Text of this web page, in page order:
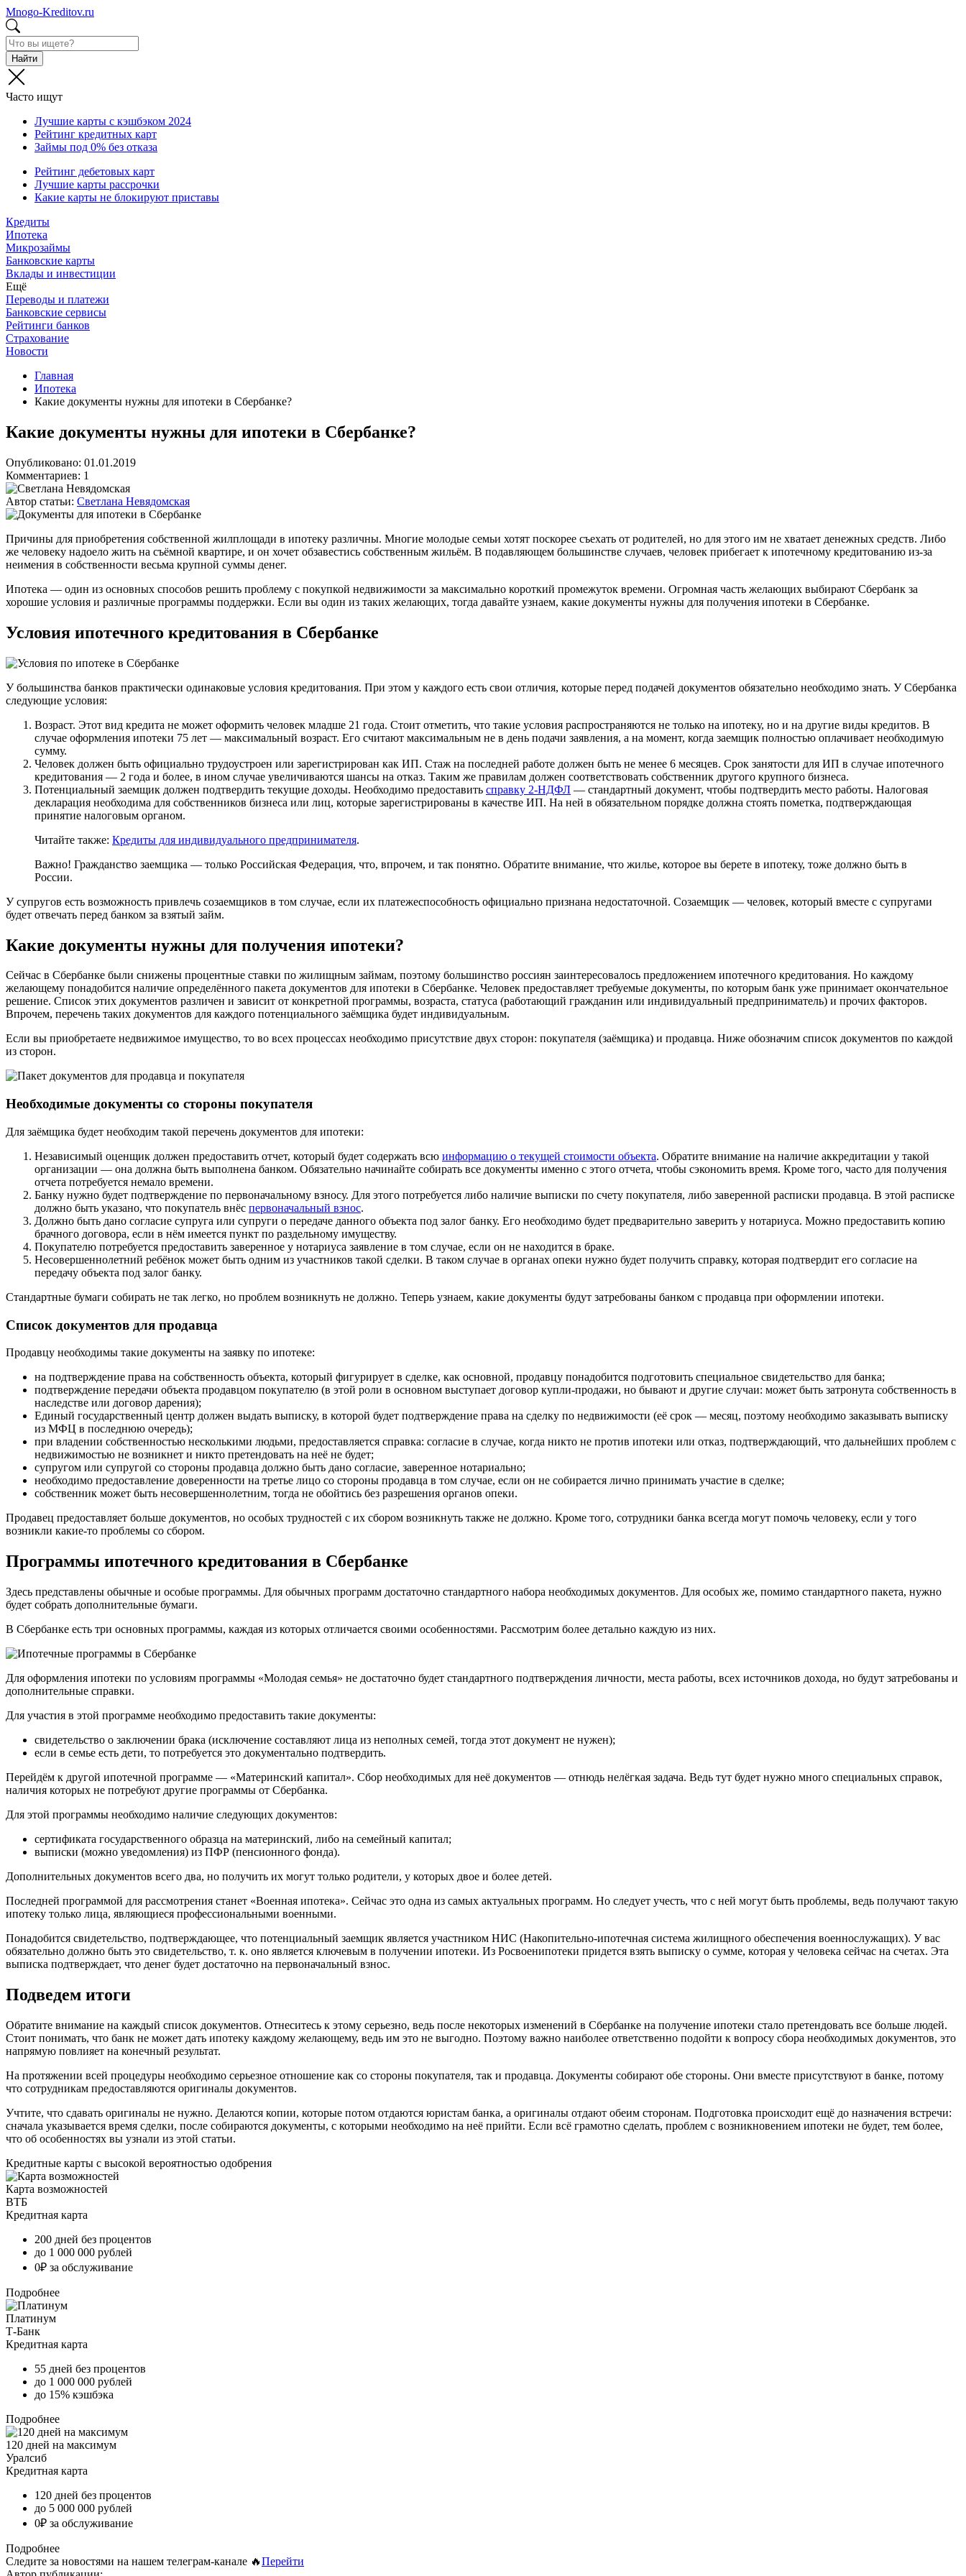
Mnogo-Kreditov.ru
Найти
Часто ищут
Лучшие карты с кэшбэком 2024
Рейтинг кредитных карт
Займы под 0% без отказа
Рейтинг дебетовых карт
Лучшие карты рассрочки
Какие карты не блокируют приставы
Кредиты
Ипотека
Микрозаймы
Банковские карты
Вклады и инвестиции
Ещё
Переводы и платежи
Банковские сервисы
Рейтинги банков
Страхование
Новости
Главная
Ипотека
Какие документы нужны для ипотеки в Сбербанке?
Какие документы нужны для ипотеки в Сбербанке?
Опубликовано: 01.01.2019
Комментариев: 1
Автор статьи: Светлана Невядомская
Причины для приобретения собственной жилплощади в ипотеку различны. Многие молодые семьи хотят поскорее съехать от родителей, но для этого им не хватает денежных средств. Либо
же человеку надоело жить на съёмной квартире, и он хочет обзавестись собственным жильём. В подавляющем большинстве случаев, человек прибегает к ипотечному кредитованию из-за
неимения в собственности весьма крупной суммы денег.
Ипотека — один из основных способов решить проблему с покупкой недвижимости за максимально короткий промежуток времени. Огромная часть желающих выбирают Сбербанк за
хорошие условия и различные программы поддержки. Если вы один из таких желающих, тогда давайте узнаем, какие документы нужны для получения ипотеки в Сбербанке.
Условия ипотечного кредитования в Сбербанке
У большинства банков практически одинаковые условия кредитования. При этом у каждого есть свои отличия, которые перед подачей документов обязательно необходимо знать. У Сбербанка
следующие условия:
Возраст. Этот вид кредита не может оформить человек младше 21 года. Стоит отметить, что такие условия распространяются не только на ипотеку, но и на другие виды кредитов. В
случае оформления ипотеки 75 лет — максимальный возраст. Его считают максимальным не в день подачи заявления, а на момент, когда заемщик полностью оплачивает необходимую
сумму.
Человек должен быть официально трудоустроен или зарегистрирован как ИП. Стаж на последней работе должен быть не менее 6 месяцев. Срок занятости для ИП в случае ипотечного
кредитования — 2 года и более, в ином случае увеличиваются шансы на отказ. Таким же правилам должен соответствовать собственник другого крупного бизнеса.
Потенциальный заемщик должен подтвердить текущие доходы. Необходимо предоставить справку 2-НДФЛ — стандартный документ, чтобы подтвердить место работы. Налоговая
декларация необходима для собственников бизнеса или лиц, которые зарегистрированы в качестве ИП. На ней в обязательном порядке должна стоять пометка, подтверждающая
принятие налоговым органом.
Читайте также: Кредиты для индивидуального предпринимателя.
Важно! Гражданство заемщика — только Российская Федерация, что, впрочем, и так понятно. Обратите внимание, что жилье, которое вы берете в ипотеку, тоже должно быть в
России.
У супругов есть возможность привлечь созаемщиков в том случае, если их платежеспособность официально признана недостаточной. Созаемщик — человек, который вместе с супругами
будет отвечать перед банком за взятый займ.
Какие документы нужны для получения ипотеки?
Сейчас в Сбербанке были снижены процентные ставки по жилищным займам, поэтому большинство россиян заинтересовалось предложением ипотечного кредитования. Но каждому
желающему понадобится наличие определённого пакета документов для ипотеки в Сбербанке. Человек предоставляет требуемые документы, по которым банк уже принимает окончательное
решение. Список этих документов различен и зависит от конкретной программы, возраста, статуса (работающий гражданин или индивидуальный предприниматель) и прочих факторов.
Впрочем, перечень таких документов для каждого потенциального заёмщика будет индивидуальным.
Если вы приобретаете недвижимое имущество, то во всех процессах необходимо присутствие двух сторон: покупателя (заёмщика) и продавца. Ниже обозначим список документов по каждой
из сторон.
Необходимые документы со стороны покупателя
Для заёмщика будет необходим такой перечень документов для ипотеки:
Независимый оценщик должен предоставить отчет, который будет содержать всю информацию о текущей стоимости объекта. Обратите внимание на наличие аккредитации у такой
организации — она должна быть выполнена банком. Обязательно начинайте собирать все документы именно с этого отчета, чтобы сэкономить время. Кроме того, часто для получения
отчета потребуется немало времени.
Банку нужно будет подтверждение по первоначальному взносу. Для этого потребуется либо наличие выписки по счету покупателя, либо заверенной расписки продавца. В этой расписке
должно быть указано, что покупатель внёс первоначальный взнос.
Должно быть дано согласие супруга или супруги о передаче данного объекта под залог банку. Его необходимо будет предварительно заверить у нотариуса. Можно предоставить копию
брачного договора, если в нём имеется пункт по раздельному имуществу.
Покупателю потребуется предоставить заверенное у нотариуса заявление в том случае, если он не находится в браке.
Несовершеннолетний ребёнок может быть одним из участников такой сделки. В таком случае в органах опеки нужно будет получить справку, которая подтвердит его согласие на
передачу объекта под залог банку.
Стандартные бумаги собирать не так легко, но проблем возникнуть не должно. Теперь узнаем, какие документы будут затребованы банком с продавца при оформлении ипотеки.
Список документов для продавца
Продавцу необходимы такие документы на заявку по ипотеке:
на подтверждение права на собственность объекта, который фигурирует в сделке, как основной, продавцу понадобится подготовить специальное свидетельство для банка;
подтверждение передачи объекта продавцом покупателю (в этой роли в основном выступает договор купли-продажи, но бывают и другие случаи: может быть затронута собственность в
наследстве или договор дарения);
Единый государственный центр должен выдать выписку, в которой будет подтверждение права на сделку по недвижимости (её срок — месяц, поэтому необходимо заказывать выписку
из МФЦ в последнюю очередь);
при владении собственностью несколькими людьми, предоставляется справка: согласие в случае, когда никто не против ипотеки или отказ, подтверждающий, что дальнейших проблем с
недвижимостью не возникнет и никто претендовать на неё не будет;
супругом или супругой со стороны продавца должно быть дано согласие, заверенное нотариально;
необходимо предоставление доверенности на третье лицо со стороны продавца в том случае, если он не собирается лично принимать участие в сделке;
собственник может быть несовершеннолетним, тогда не обойтись без разрешения органов опеки.
Продавец предоставляет больше документов, но особых трудностей с их сбором возникнуть также не должно. Кроме того, сотрудники банка всегда могут помочь человеку, если у того
возникли какие-то проблемы со сбором.
Программы ипотечного кредитования в Сбербанке
Здесь представлены обычные и особые программы. Для обычных программ достаточно стандартного набора необходимых документов. Для особых же, помимо стандартного пакета, нужно
будет собрать дополнительные бумаги.
В Сбербанке есть три основных программы, каждая из которых отличается своими особенностями. Рассмотрим более детально каждую из них.
Для оформления ипотеки по условиям программы «Молодая семья» не достаточно будет стандартного подтверждения личности, места работы, всех источников дохода, но будут затребованы и
дополнительные справки.
Для участия в этой программе необходимо предоставить такие документы:
свидетельство о заключении брака (исключение составляют лица из неполных семей, тогда этот документ не нужен);
если в семье есть дети, то потребуется это документально подтвердить.
Перейдём к другой ипотечной программе — «Материнский капитал». Сбор необходимых для неё документов — отнюдь нелёгкая задача. Ведь тут будет нужно много специальных справок,
наличия которых не потребуют другие программы от Сбербанка.
Для этой программы необходимо наличие следующих документов:
сертификата государственного образца на материнский, либо на семейный капитал;
выписки (можно уведомления) из ПФР (пенсионного фонда).
Дополнительных документов всего два, но получить их могут только родители, у которых двое и более детей.
Последней программой для рассмотрения станет «Военная ипотека». Сейчас это одна из самых актуальных программ. Но следует учесть, что с ней могут быть проблемы, ведь получают такую
ипотеку только лица, являющиеся профессиональными военными.
Понадобится свидетельство, подтверждающее, что потенциальный заемщик является участником НИС (Накопительно-ипотечная система жилищного обеспечения военнослужащих). У вас
обязательно должно быть это свидетельство, т. к. оно является ключевым в получении ипотеки. Из Росвоенипотеки придется взять выписку о сумме, которая у человека сейчас на счетах. Эта
выписка подтверждает, что денег будет достаточно на первоначальный взнос.
Подведем итоги
Обратите внимание на каждый список документов. Отнеситесь к этому серьезно, ведь после некоторых изменений в Сбербанке на получение ипотеки стало претендовать все больше людей.
Стоит понимать, что банк не может дать ипотеку каждому желающему, ведь им это не выгодно. Поэтому важно наиболее ответственно подойти к вопросу сбора необходимых документов, это
напрямую повлияет на конечный результат.
На протяжении всей процедуры необходимо серьезное отношение как со стороны покупателя, так и продавца. Документы собирают обе стороны. Они вместе присутствуют в банке, потому
что сотрудникам предоставляются оригиналы документов.
Учтите, что сдавать оригиналы не нужно. Делаются копии, которые потом отдаются юристам банка, а оригиналы отдают обеим сторонам. Подготовка происходит ещё до назначения встречи:
сначала указывается время сделки, после собираются документы, с которыми необходимо на неё прийти. Если всё грамотно сделать, проблем с возникновением ипотеки не будет, тем более,
что об особенностях вы узнали из этой статьи.
Кредитные карты с высокой вероятностью одобрения
Карта возможностей
ВТБ
Кредитная карта
200 дней без процентов
до 1 000 000 рублей
0₽ за обслуживание
Подробнее
Платинум
Т-Банк
Кредитная карта
55 дней без процентов
до 1 000 000 рублей
до 15% кэшбэка
Подробнее
120 дней на максимум
Уралсиб
Кредитная карта
120 дней без процентов
до 5 000 000 рублей
0₽ за обслуживание
Подробнее
Следите за новостями на нашем телеграм-канале 🔥Перейти